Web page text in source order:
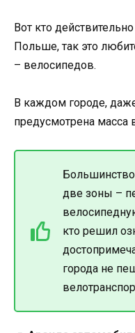
Вот кто
Польше, так это
– велосипедов.
В каждом городе,
предусмотрена
две зоны –
кто решил
города не